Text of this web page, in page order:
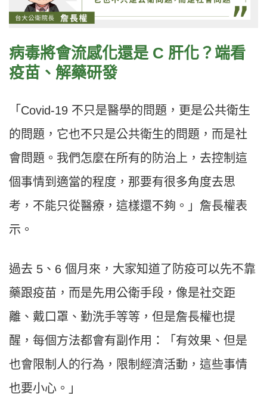
病毒將會流感化還是 C 肝化？端看
疫苗、解藥研發
「Covid-19 不只是醫學的問題，更是公共衛生
的問題，它也不只是公共衛生的問題，而是社
會問題。我們怎麼在所有的防治上，去控制這
個事情到適當的程度，那要有很多角度去思
考，不能只從醫療，這樣還不夠。」詹長權表
示。
過去 5、6 個月來，大家知道了防疫可以先不靠
藥跟疫苗，而是先用公衛手段，像是社交距
離、戴口罩、勤洗手等等，但是詹長權也提
醒，每個方法都會有副作用：「有效果、但是
也會限制人的行為，限制經濟活動，這些事情
也要小心。」